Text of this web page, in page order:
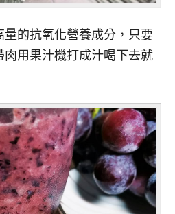
的抗氧化營養成分，只要
用果汁機打成汁喝下去就